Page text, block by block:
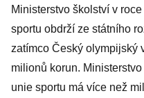
Ministerstvo školství v
sportu obdrží ze státního
zatímco Český olympijský
milionů korun.
unie sportu má více než